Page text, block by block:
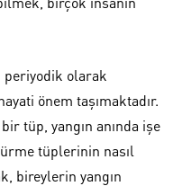
periyodik olarak
önem taşımaktadır.
tüp, yangın anında işe
tüplerinin nasıl
bireylerin yangın